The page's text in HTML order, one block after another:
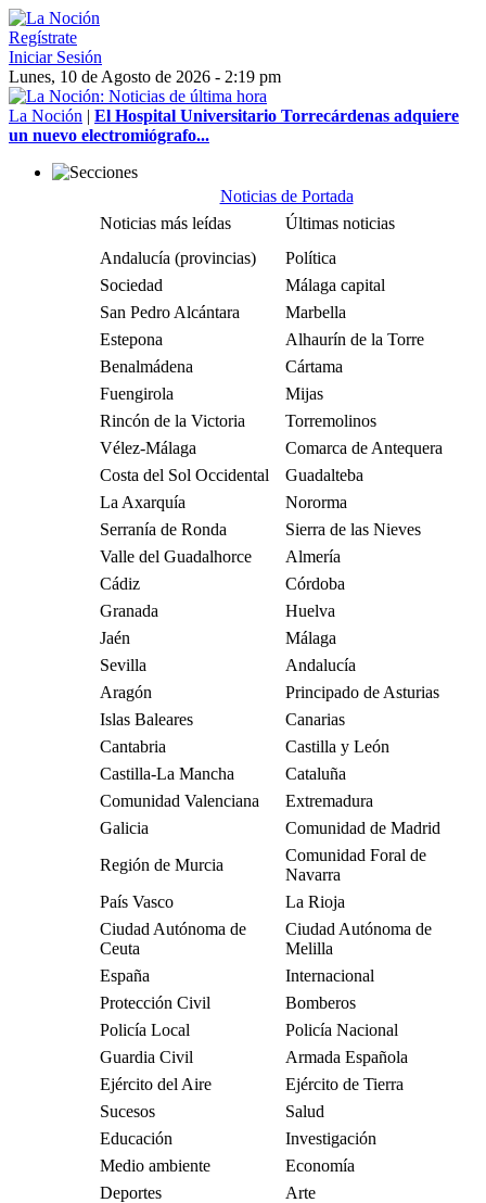
Regístrate
Iniciar Sesión
Lunes, 10 de Agosto de 2026 - 2:19 pm
La Noción | El Hospital Universitario Torrecárdenas adquiere
un nuevo electromiógrafo...
Noticias de Portada
Noticias más leídas
Últimas noticias
Andalucía (provincias)
Política
Sociedad
Málaga capital
San Pedro Alcántara
Marbella
Estepona
Alhaurín de la Torre
Benalmádena
Cártama
Fuengirola
Mijas
Rincón de la Victoria
Torremolinos
Vélez-Málaga
Comarca de Antequera
Costa del Sol Occidental
Guadalteba
La Axarquía
Nororma
Serranía de Ronda
Sierra de las Nieves
Valle del Guadalhorce
Almería
Cádiz
Córdoba
Granada
Huelva
Jaén
Málaga
Sevilla
Andalucía
Aragón
Principado de Asturias
Islas Baleares
Canarias
Cantabria
Castilla y León
Castilla-La Mancha
Cataluña
Comunidad Valenciana
Extremadura
Galicia
Comunidad de Madrid
Región de Murcia
Comunidad Foral de
Navarra
País Vasco
La Rioja
Ciudad Autónoma de
Ceuta
Ciudad Autónoma de
Melilla
España
Internacional
Protección Civil
Bomberos
Policía Local
Policía Nacional
Guardia Civil
Armada Española
Ejército del Aire
Ejército de Tierra
Sucesos
Salud
Educación
Investigación
Medio ambiente
Economía
Deportes
Arte